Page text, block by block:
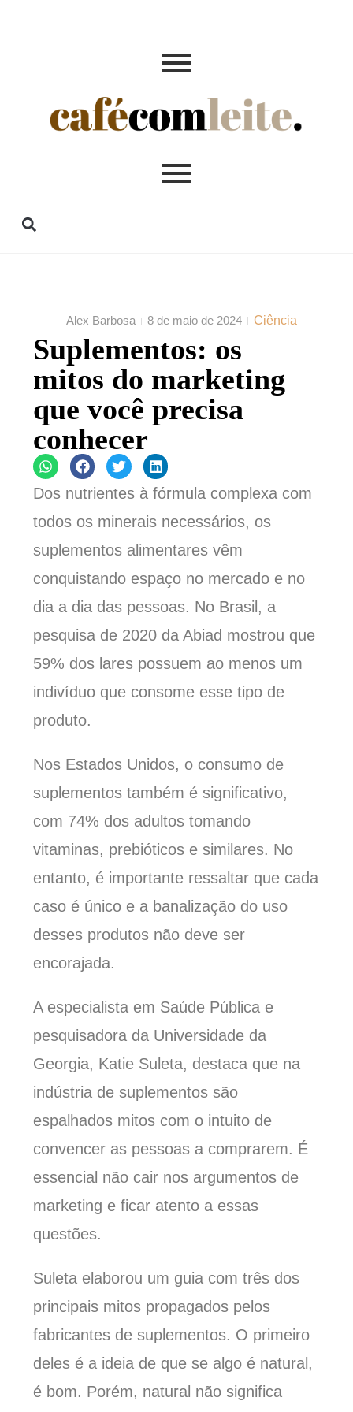
Alex Barbosa 8 de maio de 2024 Ciência
Suplementos: os
mitos do marketing
que você precisa
conhecer
Dos nutrientes à fórmula complexa com
todos os minerais necessários, os
suplementos alimentares vêm
conquistando espaço no mercado e no
dia a dia das pessoas. No Brasil, a
pesquisa de 2020 da Abiad mostrou que
59% dos lares possuem ao menos um
indivíduo que consome esse tipo de
produto.
Nos Estados Unidos, o consumo de
suplementos também é significativo,
com 74% dos adultos tomando
vitaminas, prebióticos e similares. No
entanto, é importante ressaltar que cada
caso é único e a banalização do uso
desses produtos não deve ser
encorajada.
A especialista em Saúde Pública e
pesquisadora da Universidade da
Georgia, Katie Suleta, destaca que na
indústria de suplementos são
espalhados mitos com o intuito de
convencer as pessoas a comprarem. É
essencial não cair nos argumentos de
marketing e ficar atento a essas
questões.
Suleta elaborou um guia com três dos
principais mitos propagados pelos
fabricantes de suplementos. O primeiro
deles é a ideia de que se algo é natural,
é bom. Porém, natural não significa